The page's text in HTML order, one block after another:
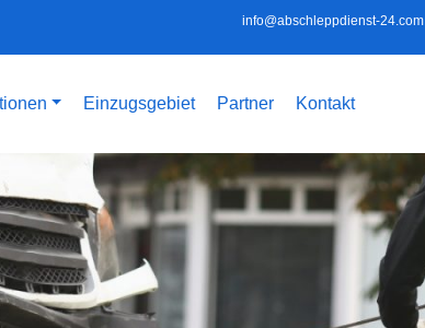
info@abschleppdienst-24.com
Einzugsgebiet Partner Kontakt